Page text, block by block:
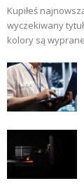
Kupiłeś
wyczekiwany
kolory są